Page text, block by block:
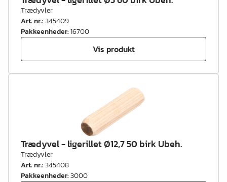
Trædyvler
Art. nr.:345409
Pakkeenheder:16700
Vis produkt
Trædyvel - ligerillet Ø12,7 50 birk Ubeh.
Trædyvler
Art. nr.:345408
Pakkeenheder:3000